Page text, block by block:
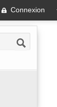
Connexion